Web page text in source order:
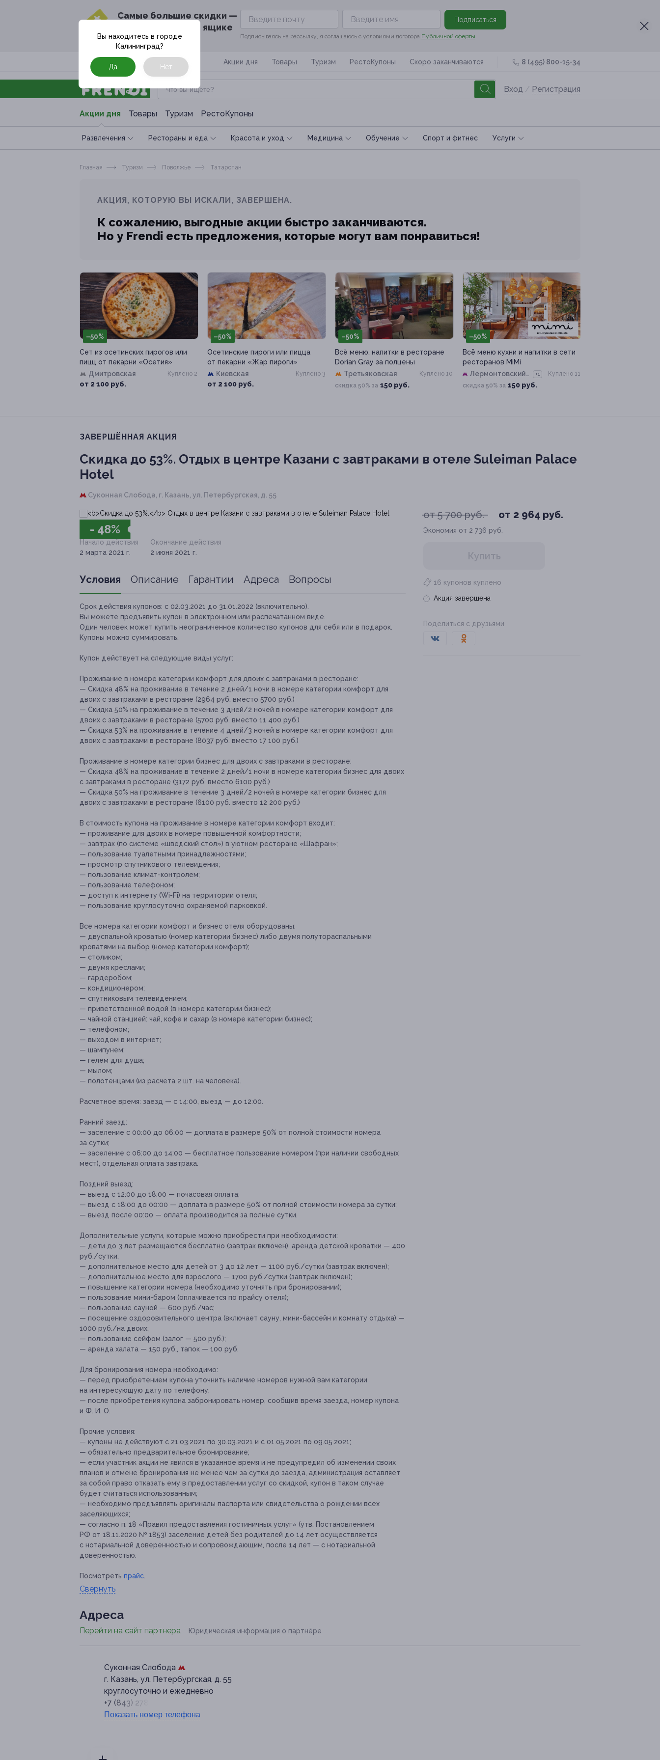
Cамые большие скидки —
в твоём почтовом ящике
Подписаться
Подписываясь на рассылку, я соглашаюсь с условиями договора Публичной оферты
Москва Акции дня Товары Туризм РестоКупоны Скоро заканчиваются 8 (495) 800-15-34
Вход / Регистрация
Акции дня Товары Туризм РестоКупоны
Развлечения Рестораны и еда Красота и уход Медицина Обучение Спoрт и фитнес Услуги
Вы находитесь в городе
Калининград?
Да Нет
Главная Туризм Поволжье Татарстан
АКЦИЯ, КОТОРУЮ ВЫ ИСКАЛИ, ЗАВЕРШЕНА.
К сожалению, выгодные акции быстро заканчиваются.
Но у Frendi есть предложения, которые могут вам понравиться!
–50%
Сет из осетинских пирогов или
пицц от пекарни «Осетия»
Дмитровская
от 2 100 руб.
Куплено 2
–50%
Осетинские пироги или пицца
от пекарни «Жар пироги»
Киевская
от 2 100 руб.
Куплено 3
–50%
Всё меню, напитки в ресторане
Dorian Gray за полцены
Третьяковская
скидка 50% за 150 руб.
Куплено 10
–50%
Всё меню кухни и напитки в сети
ресторанов MiMi
Лермонтовский
проспект
+1
скидка 50% за 150 руб.
Куплено 11
ЗАВЕРШЁННАЯ АКЦИЯ
Скидка до 53%. Отдых в центре Казани с завтраками в отеле Suleiman Palace
Hotel
Суконная Слобода, г. Казань, ул. Петербургская, д. 55
- 48%
от 5 700 руб. от 2 964 руб.
Экономия от 2 736 руб.
Купить
16 купонов куплено
Акция завершена
Поделиться с друзьями
Начало действия
2 марта 2021 г.
Окончание действия
2 июня 2021 г.
Условия Описание Гарантии Адреса Вопросы
Срок действия купонов: с 02.03.2021 до 31.01.2022 (включительно).
Вы можете предъявить купон в электронном или распечатанном виде.
Один человек может купить неограниченное количество купонов для себя или в подарок.
Купоны можно суммировать.
Купон действует на следующие виды услуг:
Проживание в номере категории комфорт для двоих с завтраками в ресторане:
— Скидка 48% на проживание в течение 2 дней/1 ночи в номере категории комфорт для
двоих с завтраками в ресторане (2964 руб. вместо 5700 руб.)
— Скидка 50% на проживание в течение 3 дней/2 ночей в номере категории комфорт для
двоих с завтраками в ресторане (5700 руб. вместо 11 400 руб.)
— Скидка 53% на проживание в течение 4 дней/3 ночей в номере категории комфорт для
двоих с завтраками в ресторане (8037 руб. вместо 17 100 руб.)
Проживание в номере категории бизнес для двоих с завтраками в ресторане:
— Скидка 48% на проживание в течение 2 дней/1 ночи в номере категории бизнес для двоих
с завтраками в ресторане (3172 руб. вместо 6100 руб.)
— Скидка 50% на проживание в течение 3 дней/2 ночей в номере категории бизнес для
двоих с завтраками в ресторане (6100 руб. вместо 12 200 руб.)
В стоимость купона на проживание в номере категории комфорт входит:
— проживание для двоих в номере повышенной комфортности;
— завтрак (по системе «шведский стол») в уютном ресторане «Шафран»;
— пользование туалетными принадлежностями;
— просмотр спутникового телевидения;
— пользование климат-контролем;
— пользование телефоном;
— доступ к интернету (Wi-Fi) на территории отеля;
— пользование круглосуточно охраняемой парковкой.
Все номера категории комфорт и бизнес отеля оборудованы:
— двуспальной кроватью (номер категории бизнес) либо двумя полутораспальными
кроватями на выбор (номер категории комфорт);
— столиком;
— двумя креслами;
— гардеробом;
— кондиционером;
— спутниковым телевидением;
— приветственной водой (в номере категории бизнес);
— чайной станцией: чай, кофе и сахар (в номере категории бизнес);
— телефоном;
— выходом в интернет;
— шампунем;
— гелем для душа;
— мылом;
— полотенцами (из расчета 2 шт. на человека).
Расчетное время: заезд — с 14:00, выезд — до 12:00.
Ранний заезд:
— заселение с 00:00 до 06:00 — доплата в размере 50% от полной стоимости номера
за сутки;
— заселение с 06:00 до 14:00 — бесплатное пользование номером (при наличии свободных
мест), отдельная оплата завтрака.
Поздний выезд:
— выезд с 12:00 до 18:00 — почасовая оплата;
— выезд с 18:00 до 00:00 — доплата в размере 50% от полной стоимости номера за сутки;
— выезд после 00:00 — оплата производится за полные сутки.
Дополнительные услуги, которые можно приобрести при необходимости:
— дети до 3 лет размещаются бесплатно (завтрак включен), аренда детской кроватки — 400
руб./сутки;
— дополнительное место для детей от 3 до 12 лет — 1100 руб./сутки (завтрак включен);
— дополнительное место для взрослого — 1700 руб./сутки (завтрак включен);
— повышение категории номера (необходимо уточнять при бронировании);
— пользование мини-баром (оплачивается по прайсу отеля);
— пользование сауной — 600 руб./час;
— посещение оздоровительного центра (включает сауну, мини-бассейн и комнату отдыха) —
1000 руб./на двоих;
— пользование сейфом (залог — 500 руб.);
— аренда халата — 150 руб., тапок — 100 руб.
Для бронирования номера необходимо:
— перед приобретением купона уточнить наличие номеров нужной вам категории
на интересующую дату по телефону;
— после приобретения купона забронировать номер, сообщив время заезда, номер купона
и Ф. И. О.
Прочие условия:
— купоны не действуют с 21.03.2021 по 30.03.2021 и с 01.05.2021 по 09.05.2021;
— обязательно предварительное бронирование;
— если участник акции не явился в указанное время и не предупредил об изменении своих
планов и отмене бронирования не менее чем за сутки до заезда, администрация оставляет
за собой право отказать ему в предоставлении услуг со скидкой, купон в таком случае
будет считаться использованным;
— необходимо предъявлять оригиналы паспорта или свидетельства о рождении всех
заселяющихся;
— согласно п. 18 «Правил предоставления гостиничных услуг» (утв. Постановлением
РФ от 18.11.2020 № 1853) заселение детей без родителей до 14 лет осуществляется
с нотариальной доверенностью и сопровождающим, после 14 лет — с нотариальной
доверенностью.
Посмотреть прайс
Свернуть
Адресa
Перейти на сайт партнера Юридическая информация о партнёре
Суконная Слобода
г. Казань, ул. Петербургская, д. 55
круглосуточно и ежедневно
+7 (843) 278-16-16
Показать номер телефона